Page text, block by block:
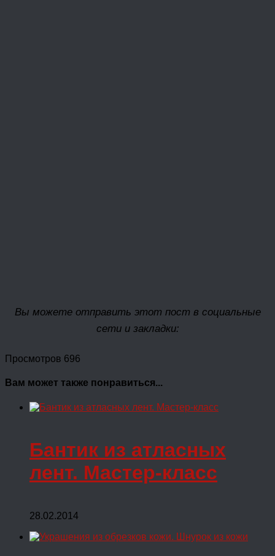
Вы можете отправить этот пост в социальные
сети и закладки:
Просмотров 696
Вам может также понравиться...
Бантик из атласных
лент. Мастер-класс
28.02.2014